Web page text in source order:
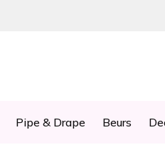
Pipe & Drape Beurs